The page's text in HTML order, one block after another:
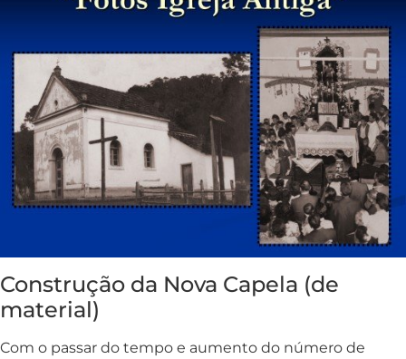
Construção da Nova Capela (de
material)
Com o passar do tempo e aumento do número de